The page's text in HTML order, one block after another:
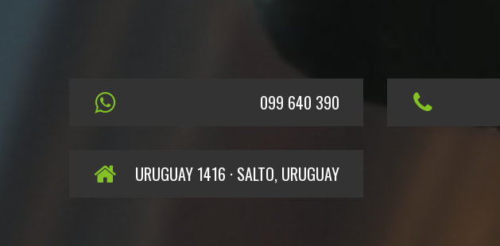
099 640 390
URUGUAY 1416 · SALTO, URUGUAY